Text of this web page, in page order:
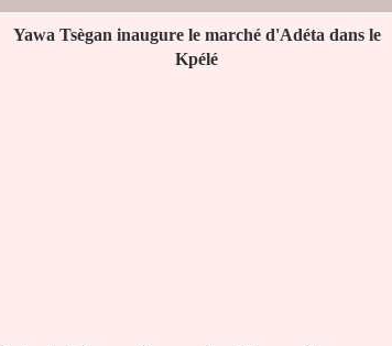
Yawa Tsègan inaugure le marché d'Adéta dans le
Kpélé